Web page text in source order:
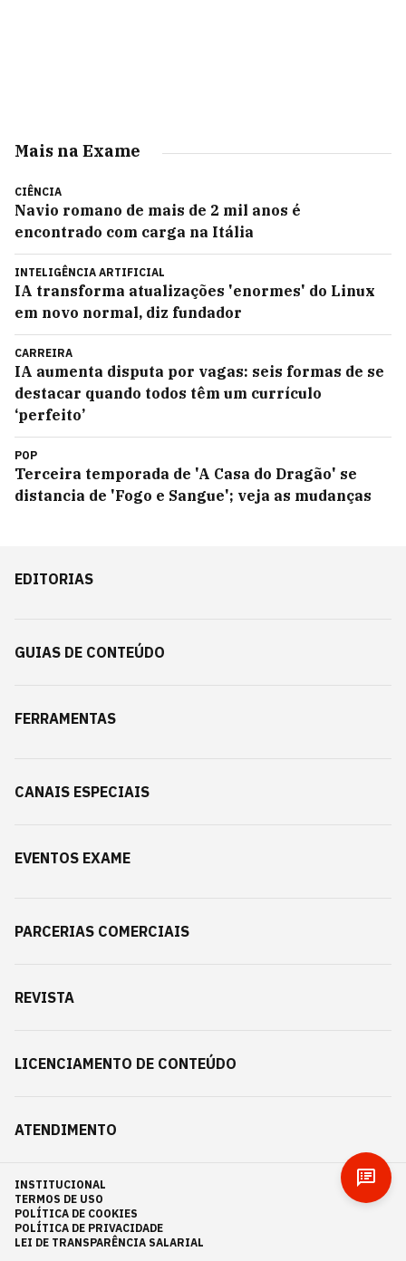
Mais na Exame
CIÊNCIA
Navio romano de mais de 2 mil anos é
encontrado com carga na Itália
INTELIGÊNCIA ARTIFICIAL
IA transforma atualizações 'enormes' do Linux
em novo normal, diz fundador
CARREIRA
IA aumenta disputa por vagas: seis formas de se
destacar quando todos têm um currículo
‘perfeito’
POP
Terceira temporada de 'A Casa do Dragão' se
distancia de 'Fogo e Sangue'; veja as mudanças
EDITORIAS
GUIAS DE CONTEÚDO
FERRAMENTAS
CANAIS ESPECIAIS
EVENTOS EXAME
PARCERIAS COMERCIAIS
REVISTA
LICENCIAMENTO DE CONTEÚDO
ATENDIMENTO
INSTITUCIONAL
TERMOS DE USO
POLÍTICA DE COOKIES
POLÍTICA DE PRIVACIDADE
LEI DE TRANSPARÊNCIA SALARIAL